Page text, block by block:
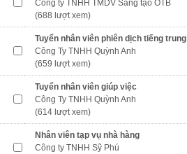
Công ty TNHH TMDV Sáng tạo OTB
(688 lượt xem)
Tuyển nhân viên phiên dịch tiếng trung
Công Ty TNHH Quỳnh Anh
(659 lượt xem)
Tuyển nhân viên giúp việc
Công Ty TNHH Quỳnh Anh
(614 lượt xem)
Nhân viên tạp vụ nhà hàng
Công ty TNHH Sỹ Phú